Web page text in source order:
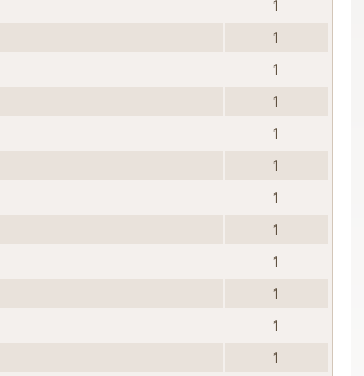
1
1
1
1
1
1
1
1
1
1
1
1